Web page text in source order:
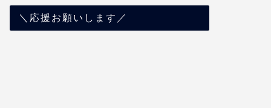
＼応援お願いします／